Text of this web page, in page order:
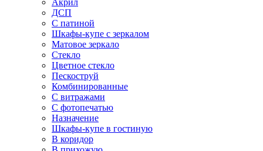
Акрил
ДСП
С патиной
Шкафы-купе с зеркалом
Матовое зеркало
Стекло
Цветное стекло
Пескоструй
Комбинированные
С витражами
С фотопечатью
Назначение
Шкафы-купе в гостиную
В коридор